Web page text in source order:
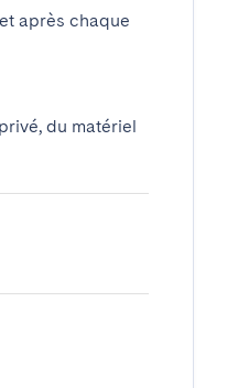
après chaque
du matériel